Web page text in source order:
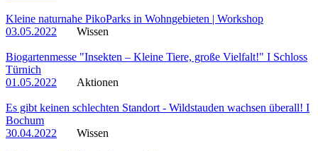
Kleine naturnahe PikoParks in Wohngebieten | Workshop
03.05.2022
Wissen
Biogartenmesse "Insekten – Kleine Tiere, große Vielfalt!" I Schloss
Türnich
01.05.2022
Aktionen
Es gibt keinen schlechten Standort - Wildstauden wachsen überall! I
Bochum
30.04.2022
Wissen